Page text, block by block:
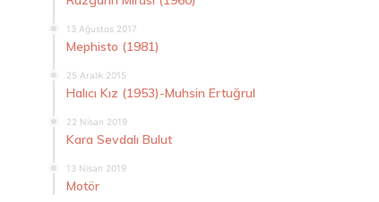
13 Ağustos 2017
Mephisto (1981)
25 Aralık 2015
Halıcı Kız (1953)-Muhsin Ertuğrul
22 Nisan 2019
Kara Sevdalı Bulut
13 Nisan 2019
Motör